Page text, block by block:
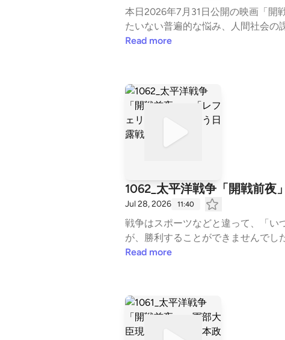
本日2026年7月31日公開の映画「開
たいない普遍的な悩み、人間社会の
『開戦前夜』｜7月31日（金）全国
Read more
1062_太平洋戦争「開戦前夜
Jul 28, 2026 11:40
戦争はスポーツなどと違って、「い
が、勝利することができませんでし
利」することができましたが、太平
radiohistory.jp/nihonshi/⁠⁠⁠⁠⁠⁠⁠（日本史総
Read more